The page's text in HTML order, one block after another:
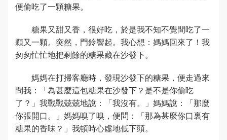
便偷吃了一顆糖果。
糖果又甜又香，很好吃，於是我不知不覺間吃了一
顆又一顆。突然，門鈴響起。我心想：媽媽回來了！我
匆匆忙忙地把剩餘的糖果藏在沙發下。
媽媽在打掃客廳時，發現沙發下的糖果，便走過來
問我：「為甚麼這包糖果在沙發下？是不是你偷吃
了？」我戰戰兢兢地說：「我沒有。」媽媽說：「那麼
你張開口。」媽媽嗅了嗅，便問：「那為甚麼你口裏有
糖果的香味？」我頓時心虛地低下頭。